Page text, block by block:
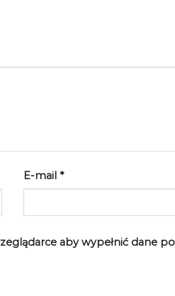
E-mail *
aby wypełnić dane